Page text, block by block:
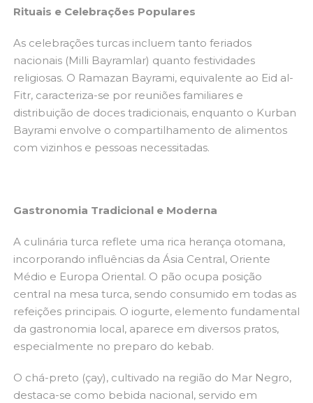
Rituais e Celebrações Populares
As celebrações turcas incluem tanto feriados
nacionais (Milli Bayramlar) quanto festividades
religiosas. O Ramazan Bayrami, equivalente ao Eid al-
Fitr, caracteriza-se por reuniões familiares e
distribuição de doces tradicionais, enquanto o Kurban
Bayrami envolve o compartilhamento de alimentos
com vizinhos e pessoas necessitadas.
Gastronomia Tradicional e Moderna
A culinária turca reflete uma rica herança otomana,
incorporando influências da Ásia Central, Oriente
Médio e Europa Oriental. O pão ocupa posição
central na mesa turca, sendo consumido em todas as
refeições principais. O iogurte, elemento fundamental
da gastronomia local, aparece em diversos pratos,
especialmente no preparo do kebab.
O chá-preto (çay), cultivado na região do Mar Negro,
destaca-se como bebida nacional, servido em